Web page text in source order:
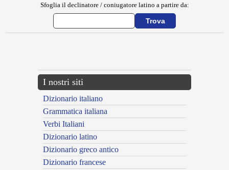
Sfoglia il declinatore / coniugatore latino a partire da:
I nostri siti
Dizionario italiano
Grammatica italiana
Verbi Italiani
Dizionario latino
Dizionario greco antico
Dizionario francese